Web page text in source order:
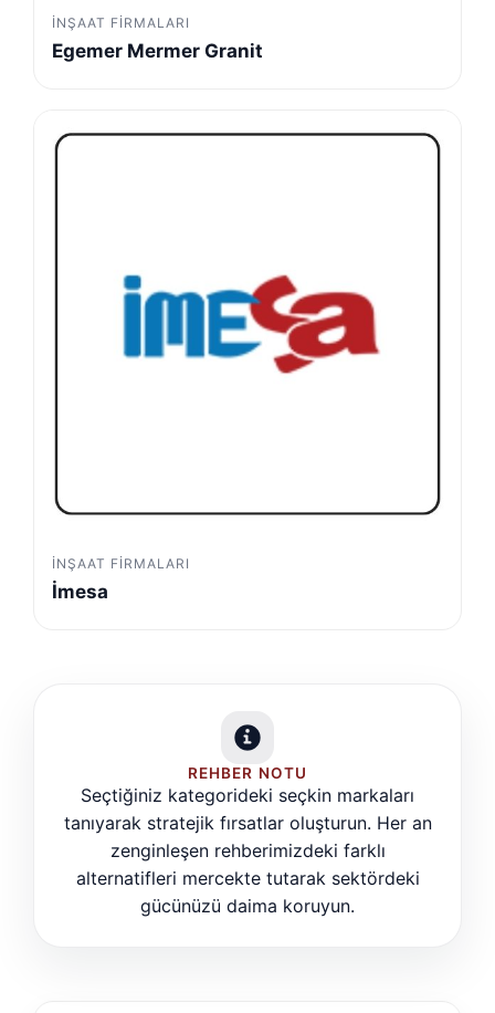
İNŞAAT FIRMALARI
Egemer Mermer Granit
İNŞAAT FIRMALARI
İmesa
REHBER NOTU
Seçtiğiniz kategorideki seçkin markaları
tanıyarak stratejik fırsatlar oluşturun. Her an
zenginleşen rehberimizdeki farklı
alternatifleri mercekte tutarak sektördeki
gücünüzü daima koruyun.